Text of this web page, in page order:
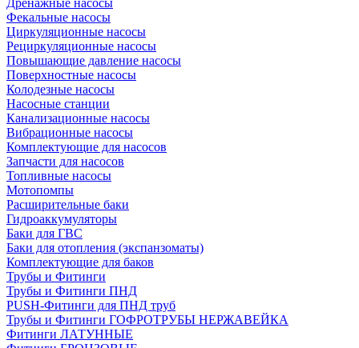
Дренажные насосы
Фекальные насосы
Циркуляционные насосы
Рециркуляционные насосы
Повышающие давление насосы
Поверхностные насосы
Колодезные насосы
Насосные станции
Канализационные насосы
Вибрационные насосы
Комплектующие для насосов
Запчасти для насосов
Топливные насосы
Мотопомпы
Расширительные баки
Гидроаккумуляторы
Баки для ГВС
Баки для отопления (экспанзоматы)
Комплектующие для баков
Трубы и Фитинги
Трубы и Фитинги ПНД
PUSH-Фитинги для ПНД труб
Трубы и Фитинги ГОФРОТРУБЫ НЕРЖАВЕЙКА
Фитинги ЛАТУННЫЕ